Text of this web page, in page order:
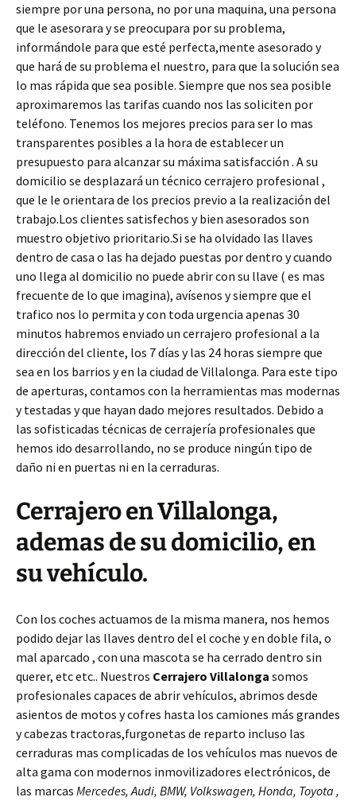
siempre por una persona, no por una maquina, una persona
que le asesorara y se preocupara por su problema,
informándole para que esté perfecta,mente asesorado y
que hará de su problema el nuestro, para que la solución sea
lo mas rápida que sea posible. Siempre que nos sea posible
aproximaremos las tarifas cuando nos las soliciten por
teléfono. Tenemos los mejores precios para ser lo mas
transparentes posibles a la hora de establecer un
presupuesto para alcanzar su máxima satisfacción . A su
domicilio se desplazará un técnico cerrajero profesional ,
que le le orientara de los precios previo a la realización del
trabajo.Los clientes satisfechos y bien asesorados son
muestro objetivo prioritario.Si se ha olvidado las llaves
dentro de casa o las ha dejado puestas por dentro y cuando
uno llega al domicilio no puede abrir con su llave ( es mas
frecuente de lo que imagina), avísenos y siempre que el
trafico nos lo permita y con toda urgencia apenas 30
minutos habremos enviado un cerrajero profesional a la
dirección del cliente, los 7 días y las 24 horas siempre que
sea en los barrios y en la ciudad de Villalonga. Para este tipo
de aperturas, contamos con la herramientas mas modernas
y testadas y que hayan dado mejores resultados. Debido a
las sofisticadas técnicas de cerrajería profesionales que
hemos ido desarrollando, no se produce ningún tipo de
daño ni en puertas ni en la cerraduras.
Cerrajero en Villalonga,
ademas de su domicilio, en
su vehículo.
Con los coches actuamos de la misma manera, nos hemos
podido dejar las llaves dentro del el coche y en doble fila, o
mal aparcado , con una mascota se ha cerrado dentro sin
querer, etc etc.. Nuestros Cerrajero Villalonga somos
profesionales capaces de abrir vehículos, abrimos desde
asientos de motos y cofres hasta los camiones más grandes
y cabezas tractoras,furgonetas de reparto incluso las
cerraduras mas complicadas de los vehículos mas nuevos de
alta gama con modernos inmovilizadores electrónicos, de
las marcas Mercedes, Audi, BMW, Volkswagen, Honda, Toyota ,